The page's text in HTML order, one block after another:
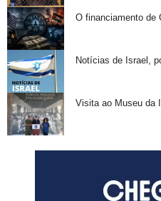
O financiamento de
Notícias de Israel,
Visita ao Museu da